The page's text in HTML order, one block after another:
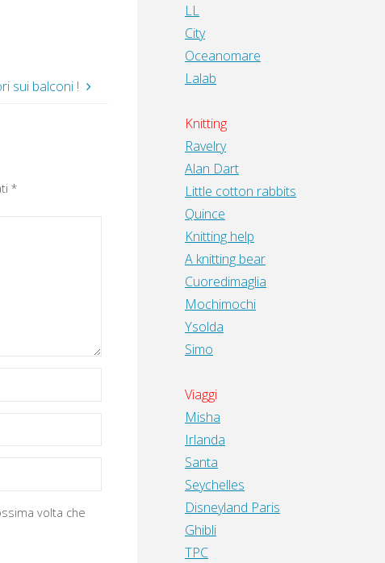
sui balconi !
*
volta che
LL
City
Oceanomare
Lalab
Knitting
Ravelry
Alan Dart
Little cotton rabbits
Quince
Knitting help
A knitting bear
Cuoredimaglia
Mochimochi
Ysolda
Simo
Viaggi
Misha
Irlanda
Santa
Seychelles
Disneyland Paris
Ghibli
TPC